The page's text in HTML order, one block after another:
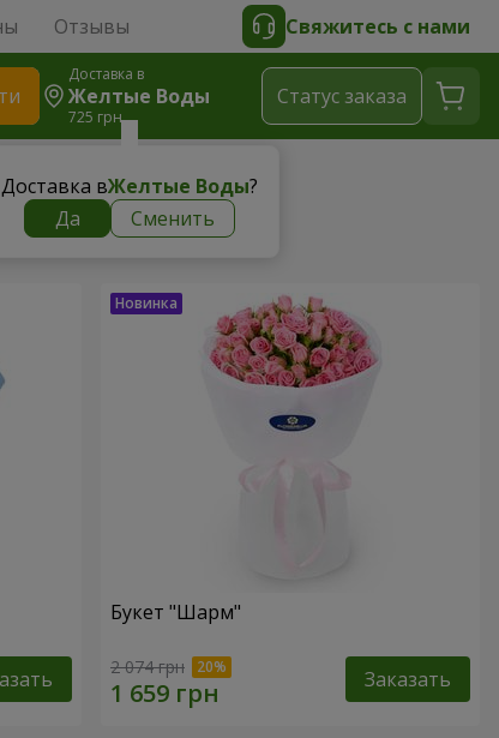
Отзывы Свяжитесь с нами
Доставка в
Желтые Воды
725 грн
Доставка вЖелтые Воды?
Да
Сменить
Cтатус заказа
Букет "Шарм"
2 074 грн Заказать